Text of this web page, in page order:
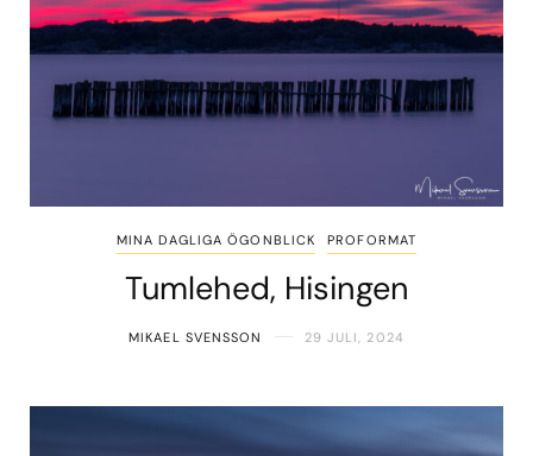
MINA DAGLIGA ÖGONBLICK PROFORMAT
Tumlehed, Hisingen
MIKAEL SVENSSON 29 JULI, 2024